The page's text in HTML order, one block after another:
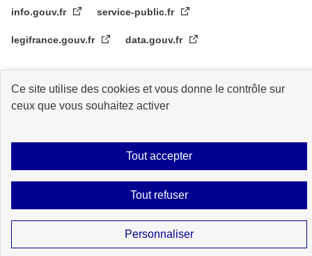
Ce site utilise des cookies et vous donne le contrôle sur
ceux que vous souhaitez activer
Tout accepter
Tout refuser
Personnaliser
info.gouv.fr service-public.fr
legifrance.gouv.fr data.gouv.fr
Plan du site Accessibilité : partiellement conforme Mentions légales
Sauf mention contraire, tous les contenus de ce site sont sous